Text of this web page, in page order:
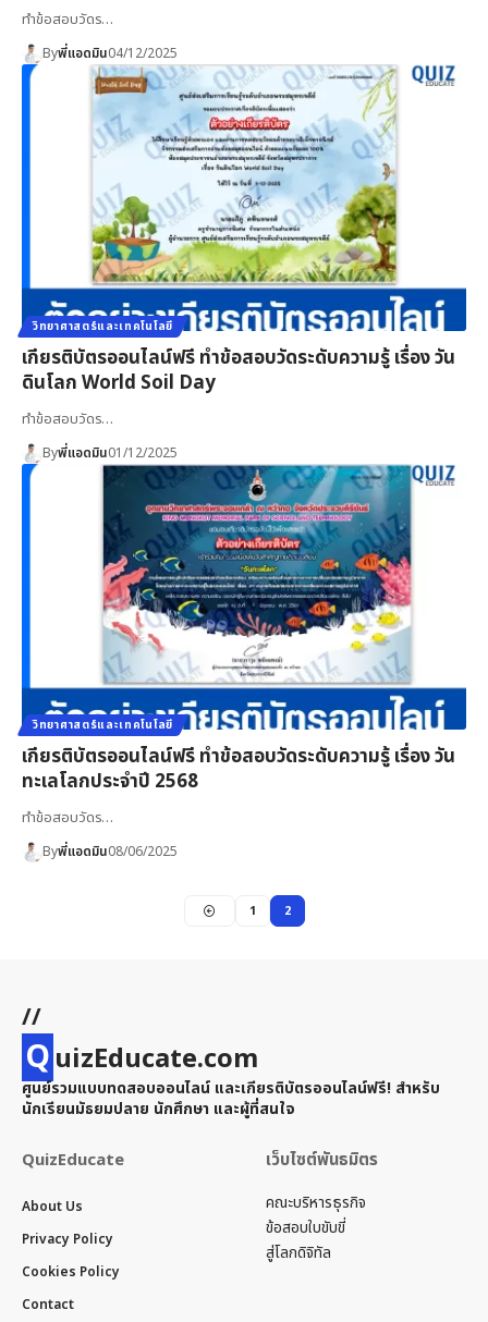
ทำข้อสอบวัดร…
Byพี่แอดมิน04/12/2025
วิทยาศาสตร์และเทคโนโลยี
เกียรติบัตรออนไลน์ฟรี ทำข้อสอบวัดระดับความรู้ เรื่อง วัน
ดินโลก World Soil Day
ทำข้อสอบวัดร…
Byพี่แอดมิน01/12/2025
วิทยาศาสตร์และเทคโนโลยี
เกียรติบัตรออนไลน์ฟรี ทำข้อสอบวัดระดับความรู้ เรื่อง วัน
ทะเลโลกประจำปี 2568
ทำข้อสอบวัดร…
Byพี่แอดมิน08/06/2025
1 2
//
QuizEducate.com
ศูนย์รวมแบบทดสอบออนไลน์ และเกียรติบัตรออนไลน์ฟรี! สำหรับ
นักเรียนมัธยมปลาย นักศึกษา และผู้ที่สนใจ
QuizEducate
About Us
Privacy Policy
Cookies Policy
Contact
เว็บไซต์พันธมิตร
คณะบริหารธุรกิจ
ข้อสอบใบขับขี่
สู่โลกดิจิทัล